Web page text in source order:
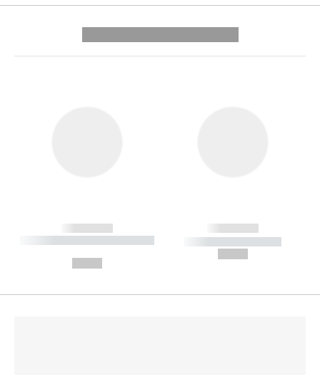
------------
----------- ----------- --------
------------
----------- -----------